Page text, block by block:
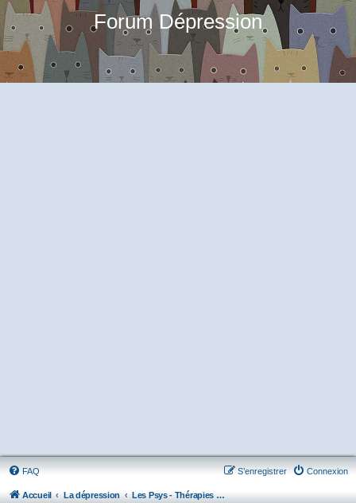
Forum Dépression
FAQ Connexion
S’enregistrer
Accueil La dépression Les Psys - Thérapies - Cliniques - Hôpitaux - Associations